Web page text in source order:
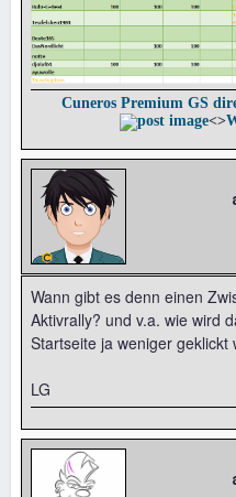
Cuneros Premium GS
<>
Wann gibt es denn einen
Aktivrally? und v.a. wie wird
Startseite ja weniger
LG